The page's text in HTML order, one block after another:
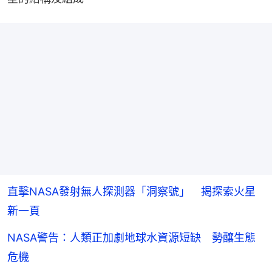
直擊NASA發射無人探測器「洞察號」 揭探索火星
新一頁
NASA警告：人類正加劇地球水資源短缺 勢釀生態
危機